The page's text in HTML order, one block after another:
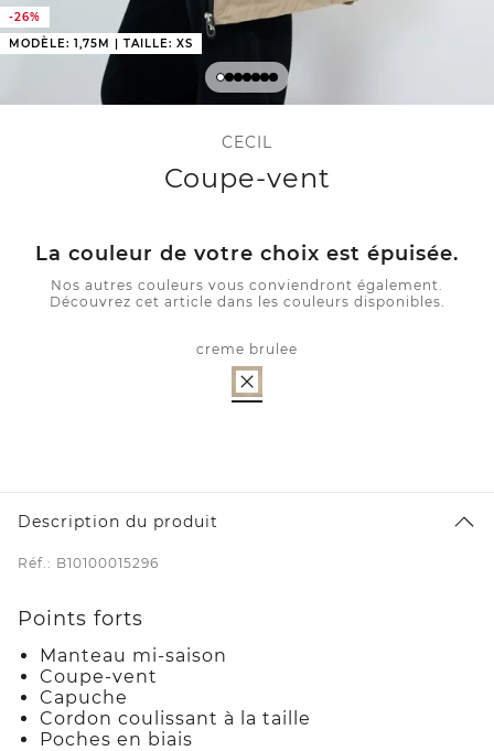
-26%
MODÈLE: 1,75M | TAILLE: XS
CECIL
Coupe-vent
La couleur de votre choix est épuisée.
Nos autres couleurs vous conviendront également.
Découvrez cet article dans les couleurs disponibles.
creme brulee
Description du produit
Réf.: B10100015296
Points forts
Manteau mi-saison
Coupe-vent
Capuche
Cordon coulissant à la taille
Poches en biais